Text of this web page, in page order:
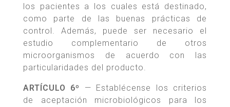
los pacientes a los cuales está destinado,
como parte de las buenas prácticas de
control. Además, puede ser necesario el
estudio complementario de otros
microorganismos de acuerdo con las
particularidades del producto.
ARTÍCULO 6º
— Establécense los criterios
de aceptación microbiológicos para los